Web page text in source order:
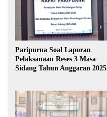
Paripurna Soal Laporan
Pelaksanaan Reses 3 Masa
Sidang Tahun Anggaran 2025